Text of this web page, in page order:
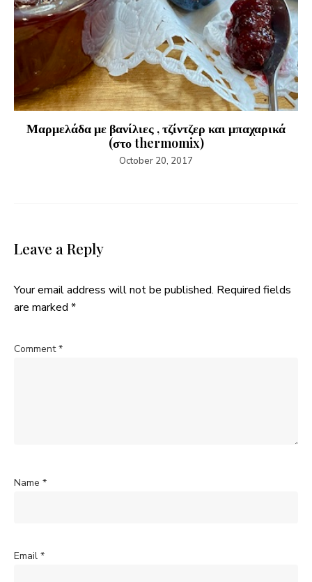
Μαρμελάδα με βανίλιες , τζίντζερ και μπαχαρικά
(στο thermomix)
October 20, 2017
Leave a Reply
Your email address will not be published. Required fields
are marked *
Comment*
Name *
Email *